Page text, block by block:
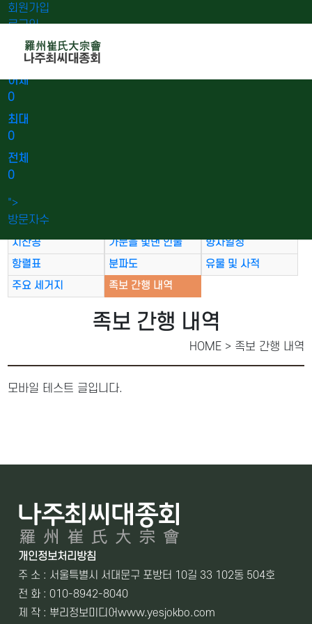
회원가입
로그인
오늘
어제
0
최대
0
전체
0
">
방문자수
나주최씨유래
참의공
지산공
가문을 빛낸 인물
향사일정
항렬표
분파도
유물 및 사적
주요 세거지
족보 간행 내역
족보 간행 내역
HOME > 족보 간행 내역
모바일 테스트 글입니다.
개인정보처리방침
주 소 : 서울특별시 서대문구 포방터 10길 33 102동 504호
전 화 : 010-8942-8040
제 작 : 뿌리정보미디어www.yesjokbo.com